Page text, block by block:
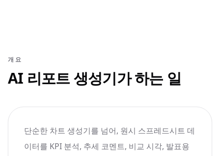
개요
AI 리포트 생성기가 하는 일
단순한 차트 생성기를 넘어, 원시 스프레드시트 데
이터를 KPI 분석, 추세 코멘트, 비교 시각, 발표용